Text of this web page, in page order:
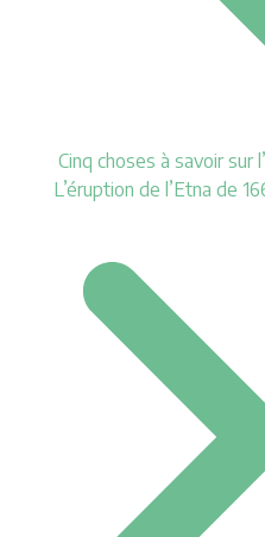
Cinq choses à savoir sur
L’éruption de l’Etna de